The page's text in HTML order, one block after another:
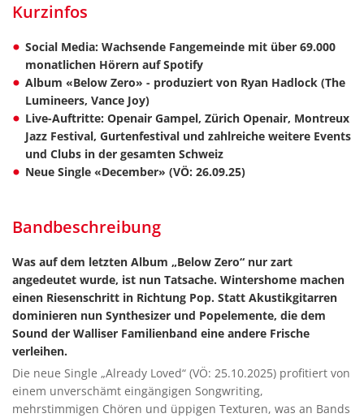
Kurzinfos
Social Media: Wachsende Fangemeinde mit über 69.000
monatlichen Hörern auf Spotify
Album «Below Zero» - produziert von Ryan Hadlock (The
Lumineers, Vance Joy)
Live-Auftritte: Openair Gampel, Zürich Openair, Montreux
Jazz Festival, Gurtenfestival und zahlreiche weitere Events
und Clubs in der gesamten Schweiz
Neue Single «December» (VÖ: 26.09.25)
Bandbeschreibung
Was auf dem letzten Album „Below Zero“ nur zart
angedeutet wurde, ist nun Tatsache. Wintershome machen
einen Riesenschritt in Richtung Pop. Statt Akustikgitarren
dominieren nun Synthesizer und Popelemente, die dem
Sound der Walliser Familienband eine andere Frische
verleihen.
Die neue Single „Already Loved“ (VÖ: 25.10.2025) profitiert von
einem unverschämt eingängigen Songwriting,
mehrstimmigen Chören und üppigen Texturen, was an Bands